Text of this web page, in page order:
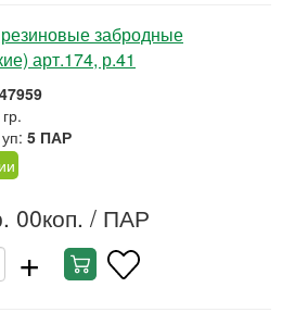
забродные
арт.174, р.41
5 ПАР
00коп. / ПАР
+